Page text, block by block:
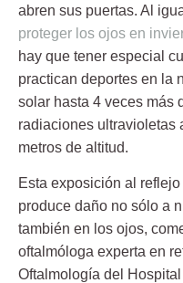
abren sus puertas. Al
proteger los ojos en
hay que tener especial
practican deportes en la
solar hasta 4 veces más
radiaciones ultravioletas
metros de altitud.
Esta exposición al
produce daño no sólo a
también en los ojos,
oftalmóloga experta en
Oftalmología del